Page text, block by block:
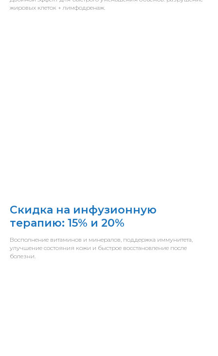
жировых клеток + лимфодренаж.
Скидка на инфузионную
терапию: 15% и 20%
Восполнение витаминов и минералов, поддержка иммунитета,
улучшение состояния кожи и быстрое восстановление после
болезни.